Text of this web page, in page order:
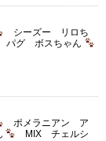
シーズー リロち
パグ ボスちゃん
ポメラニアン ア
MIX チェルシ